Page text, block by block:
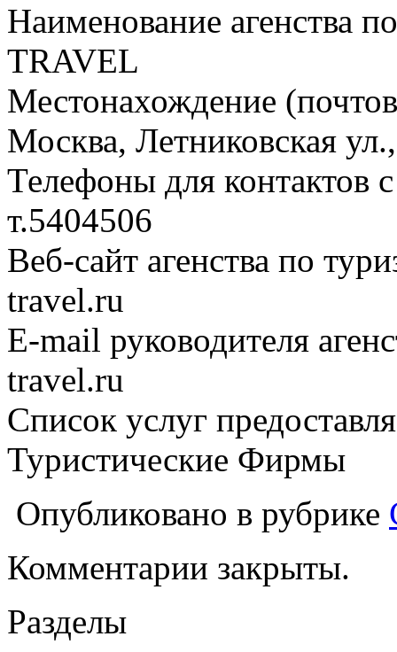
Наименование агенства
TRAVEL
Местонахождение
Москва, Летниковская
Телефоны для контактов
т.5404506
Веб-сайт агенства по
travel.ru
E-mail руководителя
travel.ru
Список услуг
Туристические Фирмы
Опубликовано в рубрике
Комментарии закрыты.
Разделы